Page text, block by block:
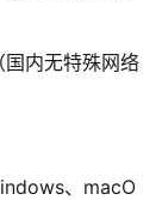
内无特殊网络
、macO